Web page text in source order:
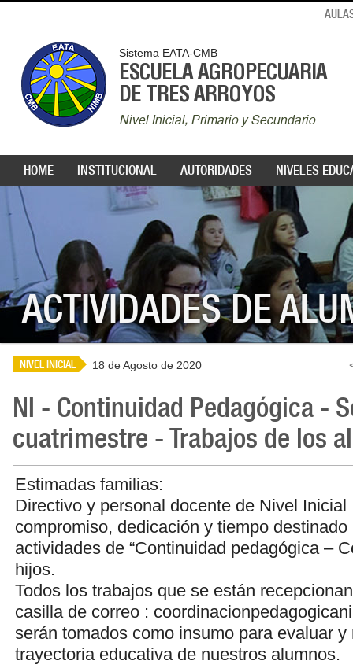
Sistema EATA-CMB
ESCUELA AGROPECUARIA
DE TRES ARROYOS
Nivel Inicial, Primario y Secundario
HOME INSTITUCIONAL AUTORIDADES NIVELES
ACTIVIDADES DE
NIVEL INICIAL 18 de Agosto de 2020
NI - Continuidad Pedagógica -
cuatrimestre - Trabajos de los
Estimadas familias:
Directivo y personal docente de Nivel Inicial
compromiso, dedicación y tiempo
actividades de “Continuidad pedagógica –
hijos.
Todos los trabajos que se están
casilla de correo :
serán tomados como insumo para evaluar y
trayectoria educativa de nuestros alumnos.